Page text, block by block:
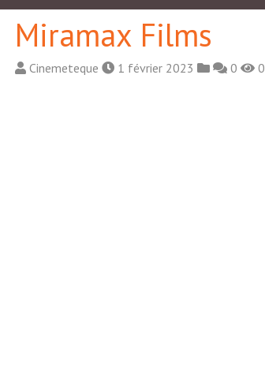
Miramax Films
Cinemeteque 1 février 2023 0 0